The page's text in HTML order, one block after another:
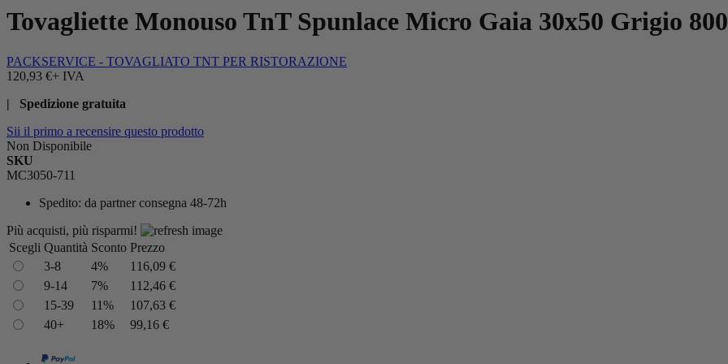
Tovagliette Monouso TnT Spunlace Micro Gaia 30x50 Grigio
PACKSERVICE - TOVAGLIATO TNT PER RISTORAZIONE
120,93 €+ IVA
| Spedizione gratuita
Sii il primo a recensire questo prodotto
Non Disponibile
SKU
MC3050-711
Spedito: da partner consegna 48-72h
Più acquisti, più risparmi!
Scegli Quantità Sconto Prezzo
3-8
4%
116,09 €
9-14
7%
112,46 €
15-39
11%
107,63 €
40+
18% 99,16 €